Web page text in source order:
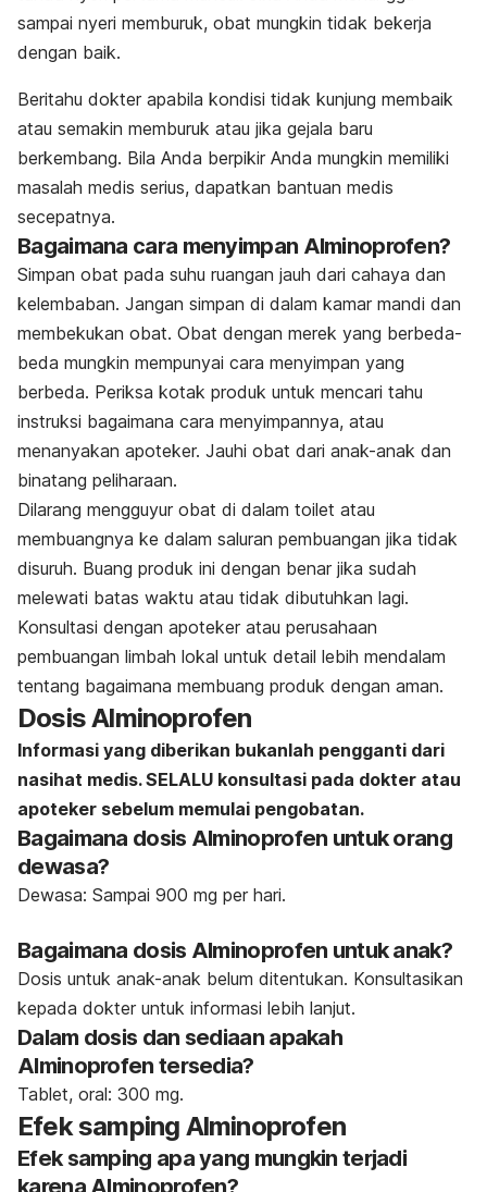
sampai nyeri memburuk, obat mungkin tidak bekerja
dengan baik.
Beritahu dokter apabila kondisi tidak kunjung membaik
atau semakin memburuk atau jika gejala baru
berkembang. Bila Anda berpikir Anda mungkin memiliki
masalah medis serius, dapatkan bantuan medis
secepatnya.
Bagaimana cara menyimpan Alminoprofen?
Simpan obat pada suhu ruangan jauh dari cahaya dan
kelembaban. Jangan simpan di dalam kamar mandi dan
membekukan obat. Obat dengan merek yang berbeda-
beda mungkin mempunyai cara menyimpan yang
berbeda. Periksa kotak produk untuk mencari tahu
instruksi bagaimana cara menyimpannya, atau
menanyakan apoteker. Jauhi obat dari anak-anak dan
binatang peliharaan.
Dilarang mengguyur obat di dalam toilet atau
membuangnya ke dalam saluran pembuangan jika tidak
disuruh. Buang produk ini dengan benar jika sudah
melewati batas waktu atau tidak dibutuhkan lagi.
Konsultasi dengan apoteker atau perusahaan
pembuangan limbah lokal untuk detail lebih mendalam
tentang bagaimana membuang produk dengan aman.
Dosis Alminoprofen
Informasi yang diberikan bukanlah pengganti dari
nasihat medis. SELALU konsultasi pada dokter atau
apoteker sebelum memulai pengobatan.
Bagaimana dosis Alminoprofen untuk orang
dewasa?
Dewasa: Sampai 900 mg per hari.
Bagaimana dosis Alminoprofen untuk anak?
Dosis untuk anak-anak belum ditentukan. Konsultasikan
kepada dokter untuk informasi lebih lanjut.
Dalam dosis dan sediaan apakah
Alminoprofen tersedia?
Tablet, oral: 300 mg.
Efek samping Alminoprofen
Efek samping apa yang mungkin terjadi
karena Alminoprofen?